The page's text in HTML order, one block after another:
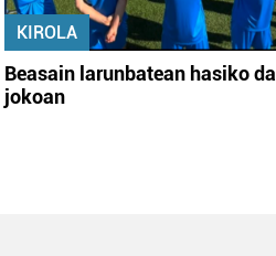
KIROLA
Beasain larunbatean hasiko da
jokoan